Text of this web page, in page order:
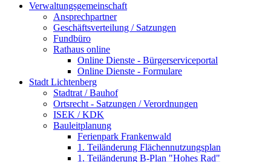
Verwaltungsgemeinschaft
Ansprechpartner
Geschäftsverteilung / Satzungen
Fundbüro
Rathaus online
Online Dienste - Bürgerserviceportal
Online Dienste - Formulare
Stadt Lichtenberg
Stadtrat / Bauhof
Ortsrecht - Satzungen / Verordnungen
ISEK / KDK
Bauleitplanung
Ferienpark Frankenwald
1. Teiländerung Flächennutzungsplan
1. Teiländerung B-Plan "Hohes Rad"